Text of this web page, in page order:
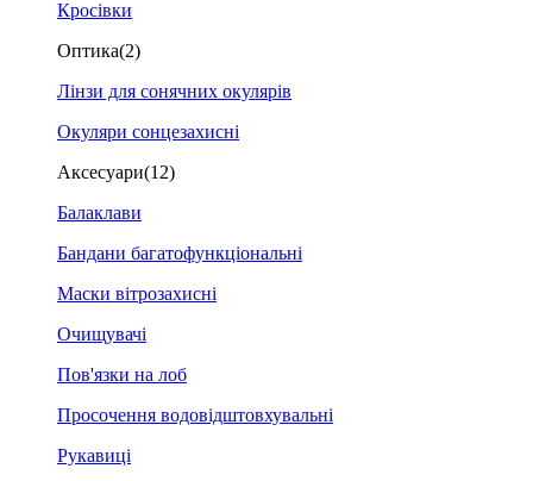
Кросівки
Оптика(2)
Лінзи для сонячних окулярів
Окуляри сонцезахисні
Аксесуари(12)
Балаклави
Бандани багатофункціональні
Маски вітрозахисні
Очищувачі
Пов'язки на лоб
Просочення водовідштовхувальні
Рукавиці